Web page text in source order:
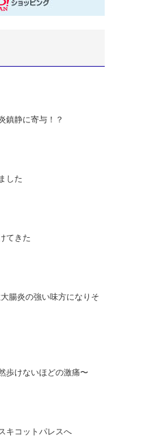
鎮静に寄与！？
した
てきた
腸炎の強い味方になりそ
歩けないほどの激痛〜
キコットパレスへ